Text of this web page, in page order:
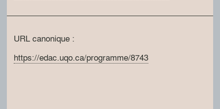
URL canonique :
https://edac.uqo.ca/programme/8743